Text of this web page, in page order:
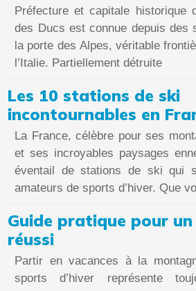
Préfecture et capitale historique
des Ducs est connue depuis des
la porte des Alpes, véritable
l’Italie. Partiellement détruite
Les 10 stations de ski
incontournables en
La France, célèbre pour ses
et ses incroyables paysages
éventail de stations de ski qui
amateurs de sports d’hiver. Que
Guide pratique pour
réussi
Partir en vacances à la
sports d’hiver représente